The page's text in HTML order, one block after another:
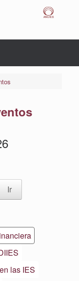
las IES